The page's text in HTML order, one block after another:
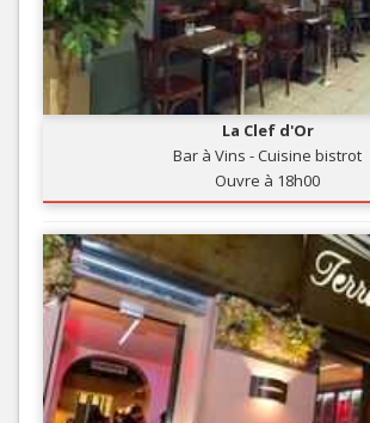
La Clef d'Or
Bar à Vins - Cuisine bistrot
Ouvre à 18h00